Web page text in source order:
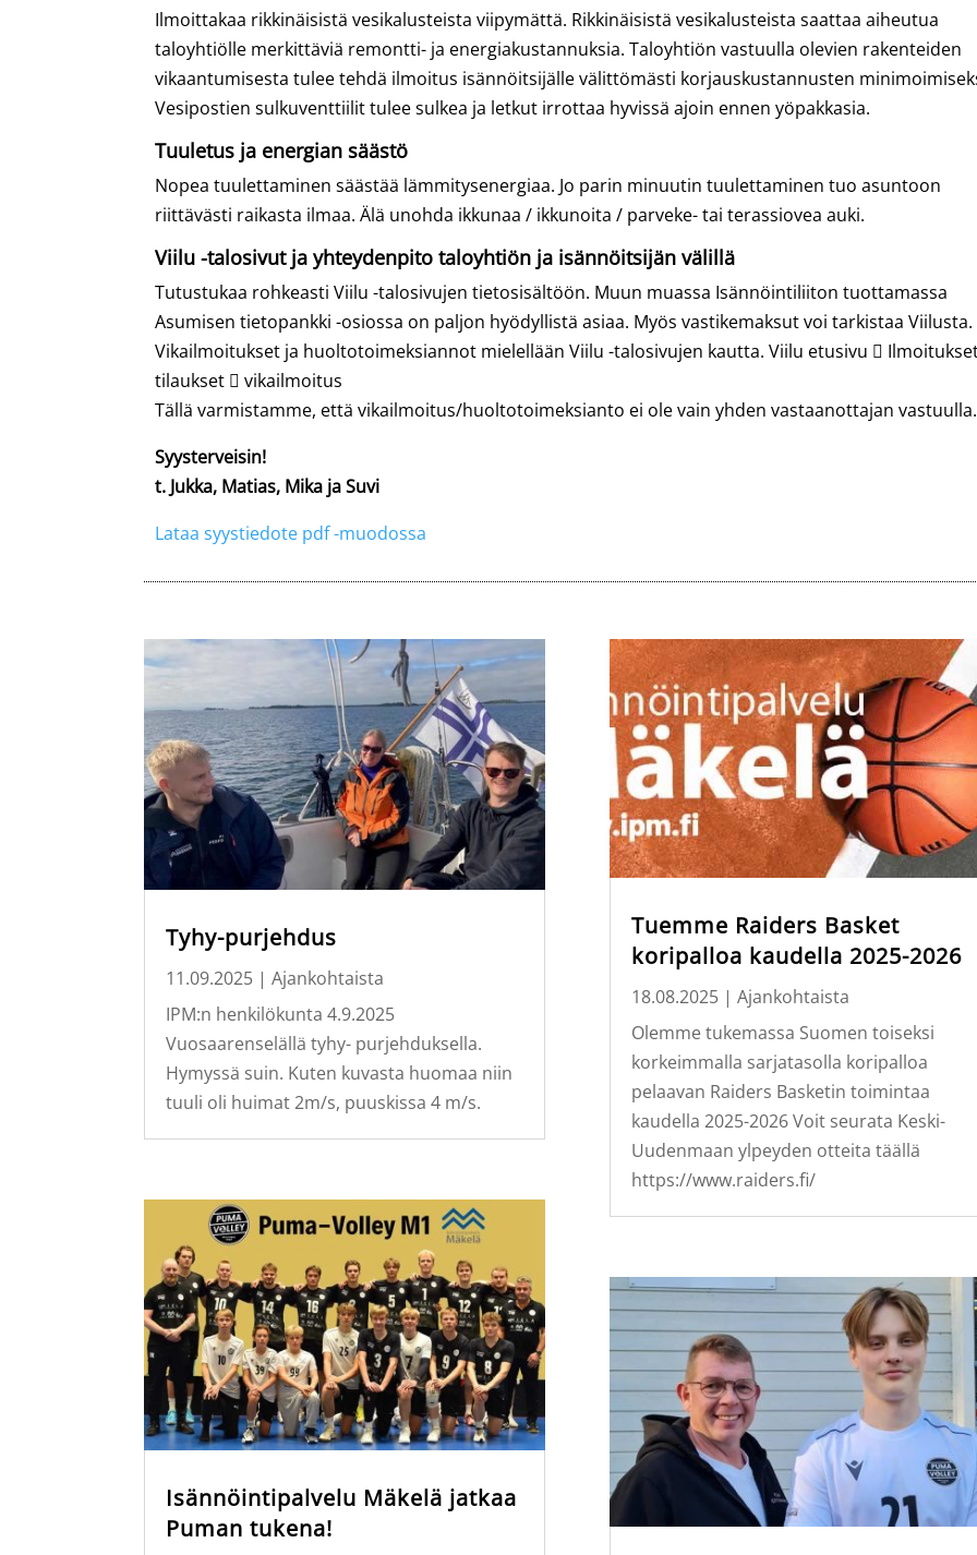
Ilmoittakaa rikkinäisistä vesikalusteista viipymättä. Rikkinäisistä vesikalusteista saattaa aiheutua
taloyhtiölle merkittäviä remontti- ja energiakustannuksia. Taloyhtiön vastuulla olevien rakenteiden
vikaantumisesta tulee tehdä ilmoitus isännöitsijälle välittömästi korjauskustannusten
Vesipostien sulkuventtiilit tulee sulkea ja letkut irrottaa hyvissä ajoin ennen yöpakkasia.
Tuuletus ja energian säästö
Nopea tuulettaminen säästää lämmitysenergiaa. Jo parin minuutin tuulettaminen tuo asuntoon
riittävästi raikasta ilmaa. Älä unohda ikkunaa / ikkunoita / parveke- tai terassiovea auki.
Viilu -talosivut ja yhteydenpito taloyhtiön ja isännöitsijän välillä
Tutustukaa rohkeasti Viilu -talosivujen tietosisältöön. Muun muassa Isännöintiliiton tuottamassa
Asumisen tietopankki -osiossa on paljon hyödyllistä asiaa. Myös vastikemaksut voi tarkistaa Viilusta.
Vikailmoitukset ja huoltotoimeksiannot mielellään Viilu -talosivujen kautta. Viilu etusivu 
tilaukset  vikailmoitus
Tällä varmistamme, että vikailmoitus/huoltotoimeksianto ei ole vain yhden vastaanottajan vastuulla.
Syysterveisin!
t. Jukka, Matias, Mika ja Suvi
Lataa syystiedote pdf -muodossa
Tyhy-purjehdus
11.09.2025 | Ajankohtaista
IPM:n henkilökunta 4.9.2025
Vuosaarenselällä tyhy- purjehduksella.
Hymyssä suin. Kuten kuvasta huomaa niin
tuuli oli huimat 2m/s, puuskissa 4 m/s.
Isännöintipalvelu Mäkelä jatkaa
Puman tukena!
Tuemme Raiders Basket
koripalloa kaudella 2025-2026
18.08.2025 |Ajankohtaista
Olemme tukemassa Suomen toiseksi
korkeimmalla sarjatasolla koripalloa
pelaavan Raiders Basketin toimintaa
kaudella 2025-2026 Voit seurata Keski-
Uudenmaan ylpeyden otteita täällä
https://www.raiders.fi/